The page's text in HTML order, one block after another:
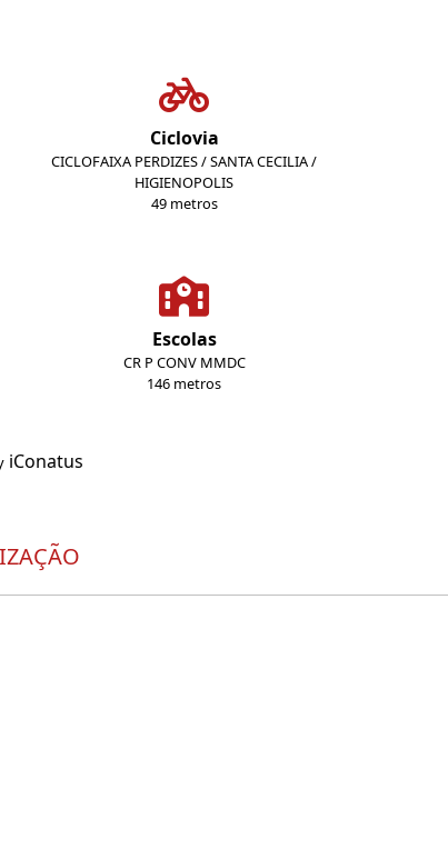
Ciclovia
CICLOFAIXA PERDIZES / SANTA CECILIA /
HIGIENOPOLIS
49 metros
Escolas
CR P CONV MMDC
146 metros
iConatus